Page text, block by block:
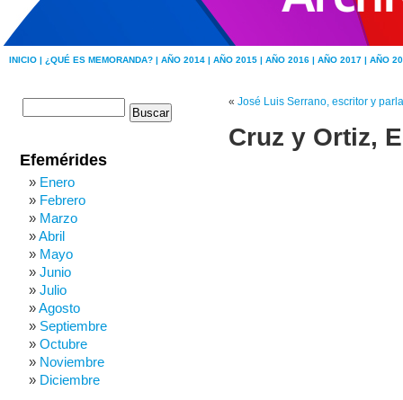
INICIO | ¿QUÉ ES MEMORANDA? | AÑO 2014 | AÑO 2015 | AÑO 2016 | AÑO 2017 | AÑO
« José Luis Serrano, escritor y
Cruz y Ortiz,
Efemérides
Enero
Febrero
Marzo
Abril
Mayo
Junio
Julio
Agosto
Septiembre
Octubre
Noviembre
Diciembre